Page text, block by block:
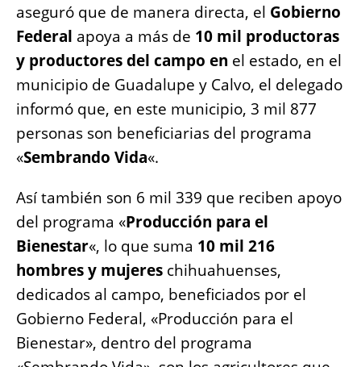
aseguró que de manera directa, el Gobierno
Federal apoya a más de 10 mil productoras
y productores del campo en el estado, en el
municipio de Guadalupe y Calvo, el delegado
informó que, en este municipio, 3 mil 877
personas son beneficiarias del programa
«Sembrando Vida«.
Así también son 6 mil 339 que reciben apoyo
del programa «Producción para el
Bienestar«, lo que suma 10 mil 216
hombres y mujeres chihuahuenses,
dedicados al campo, beneficiados por el
Gobierno Federal, «Producción para el
Bienestar», dentro del programa